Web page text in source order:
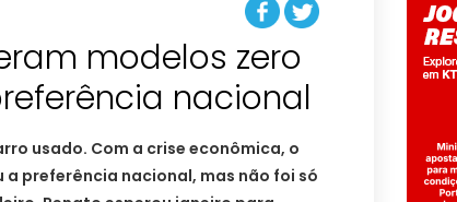
modelos zero
nacional
usado. Com a crise econômica, o
preferência nacional, mas não foi só